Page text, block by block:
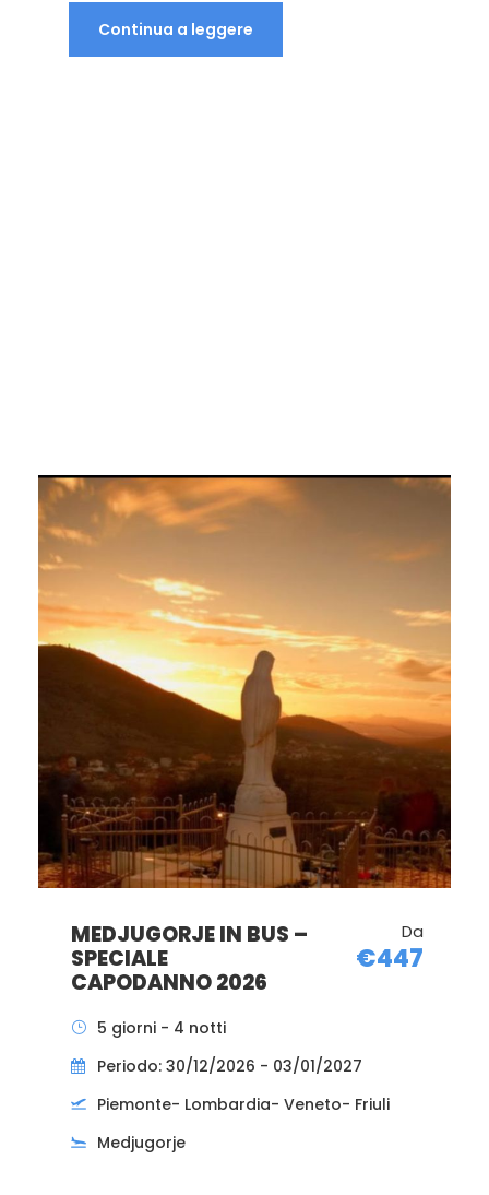
MEDJUGORJE IN BUS –
SPECIALE
IMMACOLATA 2026
Da
€402
5 giorni - 4 notti
Periodo: 05/12/2026 - 09/12/2026
Piemonte- Lombardia- Veneto- Friuli
Medjugorje